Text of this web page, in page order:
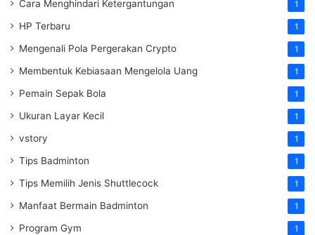
Cara Menghindari Ketergantungan 1
HP Terbaru 1
Mengenali Pola Pergerakan Crypto 1
Membentuk Kebiasaan Mengelola Uang 1
Pemain Sepak Bola 1
Ukuran Layar Kecil 1
vstory 1
Tips Badminton 1
Tips Memilih Jenis Shuttlecock 1
Manfaat Bermain Badminton 1
Program Gym 1